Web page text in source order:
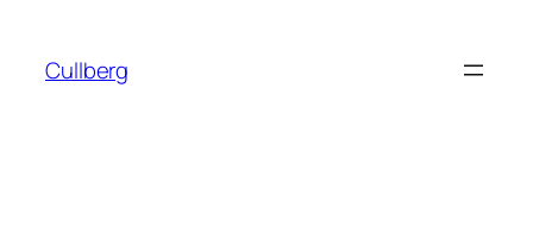
innehåll
Cullberg